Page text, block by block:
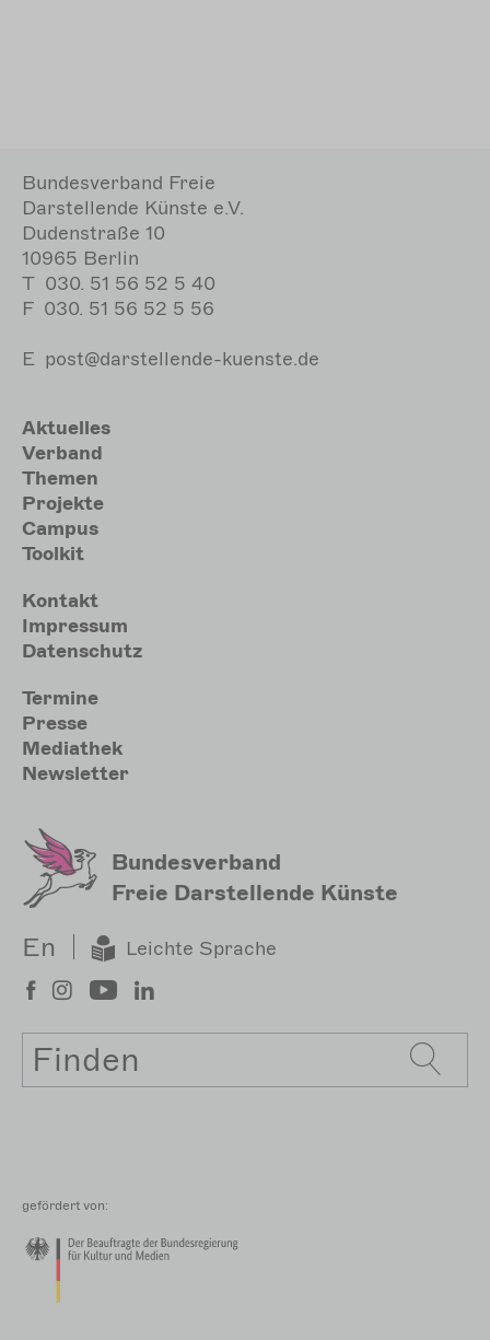
Bundesverband Freie
Darstellende Künste e.V.
Dudenstraße 10
10965 Berlin
T 030. 51 56 52 5 40
F 030. 51 56 52 5 56
E post@darstellende-kuenste.de
Hauptnavigation
Aktuelles
Verband
Themen
Projekte
Campus
Toolkit
Meta
Kontakt
Impressum
Datenschutz
Sekundärmenu
Termine
Presse
Mediathek
Newsletter
Bundesverband
Freie Darstellende Künste
En Leichte Sprache
Suche
gefördert von: